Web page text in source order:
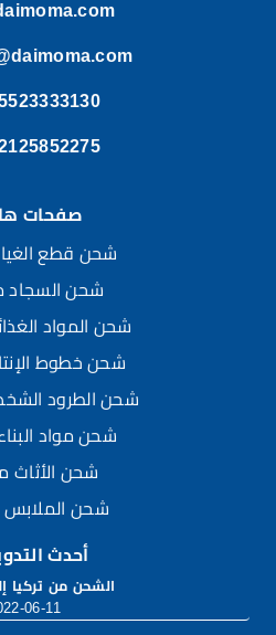
صفحات
شحن قطع
شحن السجاد
شحن المواد
شحن خطوط
شحن الطرود
شحن مواد
شحن الأثاث
شحن الملابس
أحدث
الشحن من تركيا
06-11